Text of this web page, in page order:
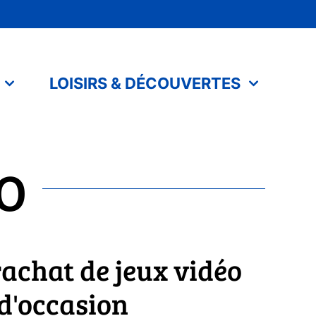
LOISIRS & DÉCOUVERTES
de jeux vidéo